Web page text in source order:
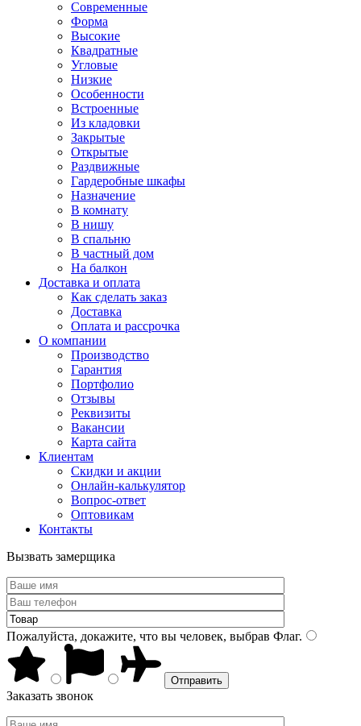
Современные
Форма
Высокие
Квадратные
Угловые
Низкие
Особенности
Встроенные
Из кладовки
Закрытые
Открытые
Раздвижные
Гардеробные шкафы
Назначение
В комнату
В нишу
В спальню
В частный дом
На балкон
Доставка и оплата
Как сделать заказ
Доставка
Оплата и рассрочка
О компании
Производство
Гарантия
Портфолио
Отзывы
Реквизиты
Вакансии
Карта сайта
Клиентам
Скидки и акции
Онлайн-калькулятор
Вопрос-ответ
Оптовикам
Контакты
Вызвать замерщика
Пожалуйста, докажите, что вы человек, выбрав Флаг.
Заказать звонок